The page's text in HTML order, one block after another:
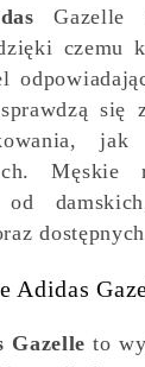
Gazelle
czemu
się
Męskie
Adidas
Gazelle to